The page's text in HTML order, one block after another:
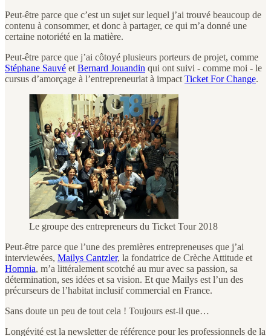
Peut-être parce que c’est un sujet sur lequel j’ai trouvé beaucoup de
contenu à consommer, et donc à partager, ce qui m’a donné une
certaine notoriété en la matière.
Peut-être parce que j’ai côtoyé plusieurs porteurs de projet, comme
Stéphane Sauvé et Bernard Jouandin qui ont suivi - comme moi - le
cursus d’amorçage à l’entrepreneuriat à impact Ticket For Change.
Le groupe des entrepreneurs du Ticket Tour 2018
Peut-être parce que l’une des premières entrepreneuses que j’ai
interviewées, Mailys Cantzler, la fondatrice de Crèche Attitude et
Homnia, m’a littéralement scotché au mur avec sa passion, sa
détermination, ses idées et sa vision. Et que Mailys est l’un des
précurseurs de l’habitat inclusif commercial en France.
Sans doute un peu de tout cela ! Toujours est-il que…
Longévité est la newsletter de référence pour les professionnels de la